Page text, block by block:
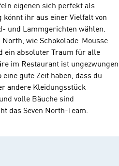
eigenen sich perfekt als
könnt ihr aus einer Vielfalt von
und Lammgerichten wählen.
wie Schokolade-Mousse
ein absoluter Traum für alle
im Restaurant ist ungezwungen
gute Zeit haben, dass du
andere Kleidungsstück
volle Bäuche sind
das Seven North-Team.